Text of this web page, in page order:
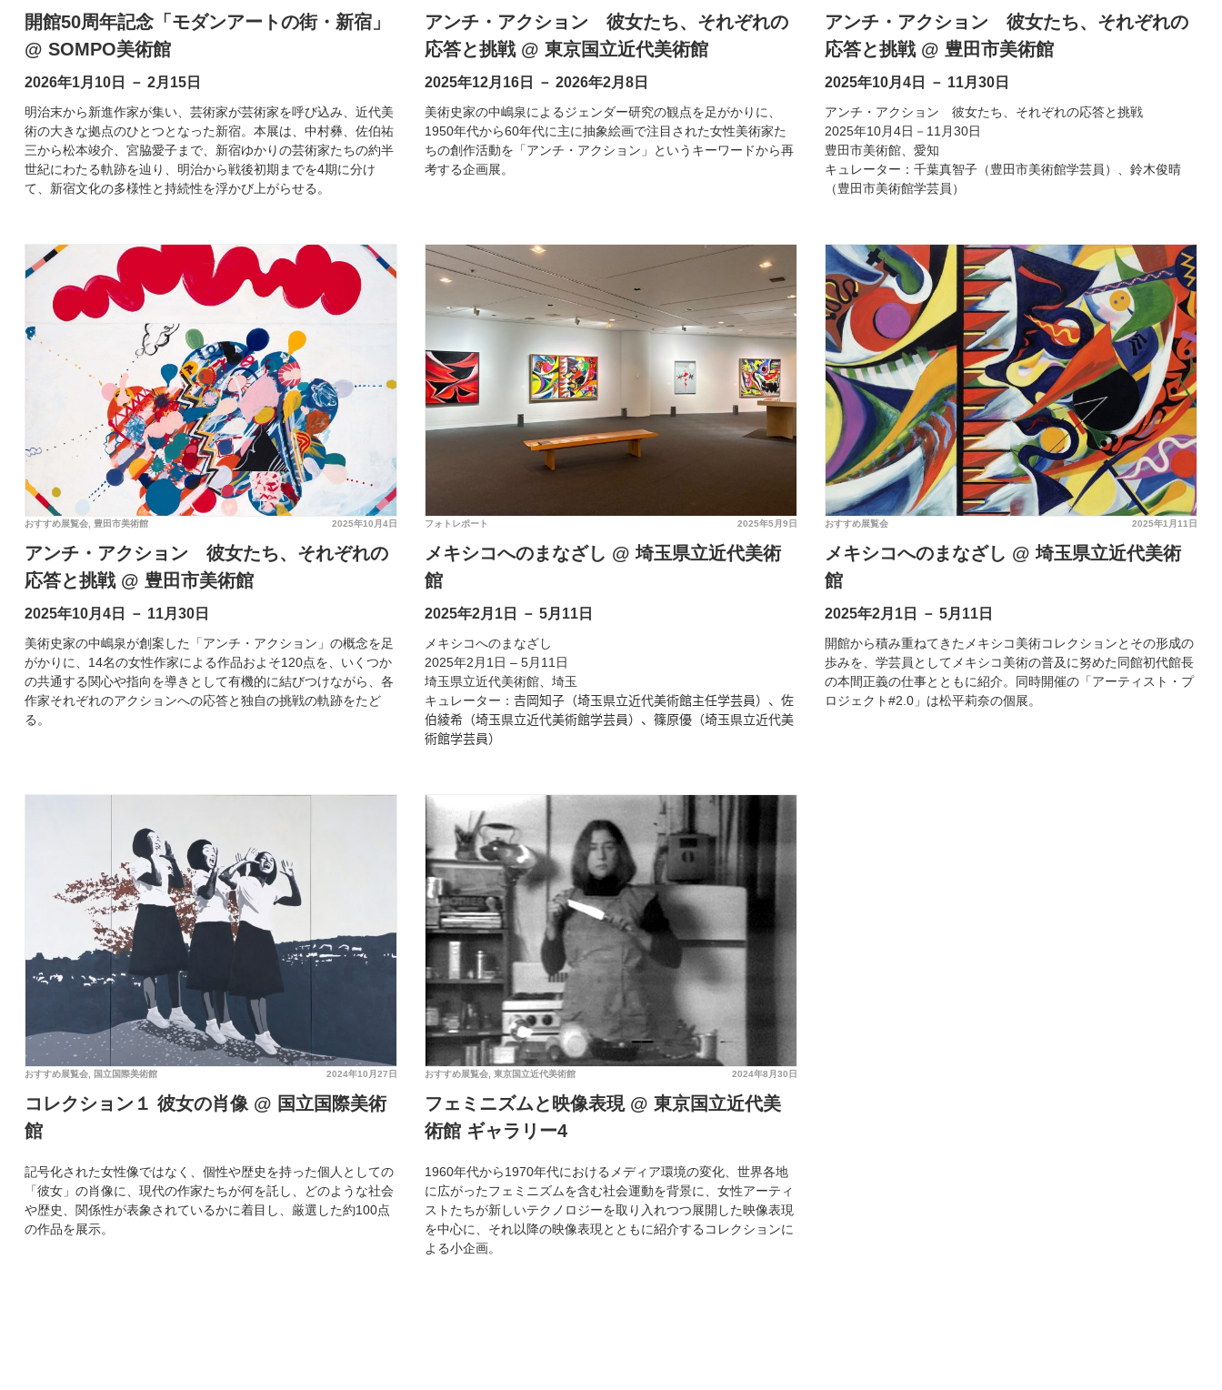
開館50周年記念「モダンアートの街・新宿」
@ SOMPO美術館
2026年1月10日 － 2月15日
明治末から新進作家が集い、芸術家が芸術家を呼び込み、近代美
術の大きな拠点のひとつとなった新宿。本展は、中村彝、佐伯祐
三から松本竣介、宮脇愛子まで、新宿ゆかりの芸術家たちの約半
世紀にわたる軌跡を辿り、明治から戦後初期までを4期に分け
て、新宿文化の多様性と持続性を浮かび上がらせる。
アンチ・アクション 彼女たち、それぞれの
応答と挑戦 @ 東京国立近代美術館
2025年12月16日 － 2026年2月8日
美術史家の中嶋泉によるジェンダー研究の観点を足がかりに、
1950年代から60年代に主に抽象絵画で注目された女性美術家た
ちの創作活動を「アンチ・アクション」というキーワードから再
考する企画展。
アンチ・アクション 彼女たち、それぞれの
応答と挑戦 @ 豊田市美術館
2025年10月4日 － 11月30日
アンチ・アクション 彼女たち、それぞれの応答と挑戦
2025年10月4日－11月30日
豊田市美術館、愛知
キュレーター：千葉真智子（豊田市美術館学芸員）、鈴木俊晴
（豊田市美術館学芸員）
2025年10月4日
おすすめ展覧会 豊田市美術館
アンチ・アクション 彼女たち、それぞれの
応答と挑戦 @ 豊田市美術館
2025年10月4日 － 11月30日
美術史家の中嶋泉が創案した「アンチ・アクション」の概念を足
がかりに、14名の女性作家による作品およそ120点を、いくつか
の共通する関心や指向を導きとして有機的に結びつけながら、各
作家それぞれのアクションへの応答と独自の挑戦の軌跡をたど
る。
2025年5月9日
フォトレポート
メキシコへのまなざし @ 埼玉県立近代美術
館
2025年2月1日 － 5月11日
メキシコへのまなざし
2025年2月1日 – 5月11日
埼玉県立近代美術館、埼玉
キュレーター：𠮷岡知子（埼玉県立近代美術館主任学芸員）、佐
伯綾希（埼玉県立近代美術館学芸員）、篠原優（埼玉県立近代美
術館学芸員）
2025年1月11日
おすすめ展覧会
メキシコへのまなざし @ 埼玉県立近代美術
館
2025年2月1日 － 5月11日
開館から積み重ねてきたメキシコ美術コレクションとその形成の
歩みを、学芸員としてメキシコ美術の普及に努めた同館初代館長
の本間正義の仕事とともに紹介。同時開催の「アーティスト・プ
ロジェクト#2.0」は松平莉奈の個展。
2024年10月27日
おすすめ展覧会 国立国際美術館
コレクション１ 彼女の肖像 @ 国立国際美術
館
記号化された女性像ではなく、個性や歴史を持った個人としての
「彼女」の肖像に、現代の作家たちが何を託し、どのような社会
や歴史、関係性が表象されているかに着目し、厳選した約100点
の作品を展示。
2024年8月30日
おすすめ展覧会 東京国立近代美術館
フェミニズムと映像表現 @ 東京国立近代美
術館 ギャラリー4
1960年代から1970年代におけるメディア環境の変化、世界各地
に広がったフェミニズムを含む社会運動を背景に、女性アーティ
ストたちが新しいテクノロジーを取り入れつつ展開した映像表現
を中心に、それ以降の映像表現とともに紹介するコレクションに
よる小企画。